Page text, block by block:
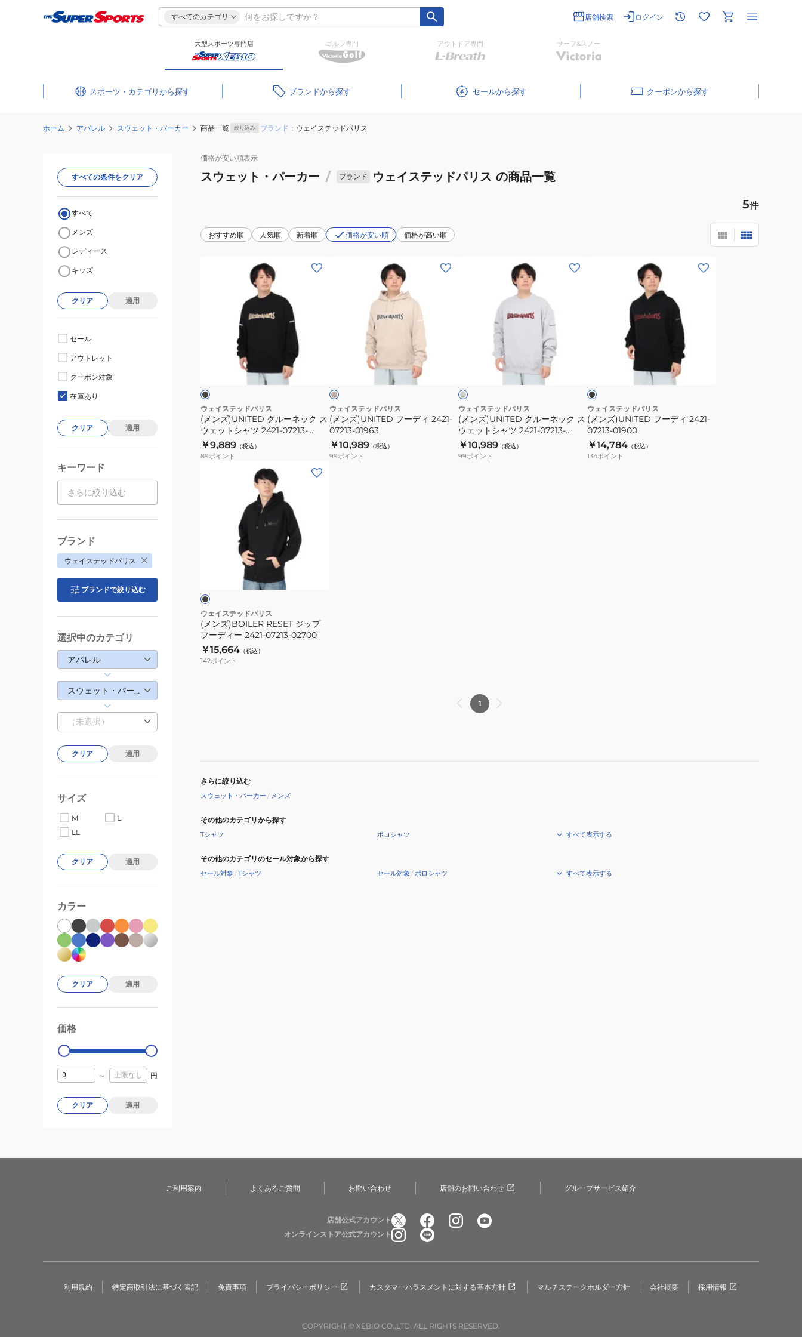
すべてのカテゴリ 店舗検索 ログイン
大型スポーツ専門店 ゴルフ専門 アウトドア専門 サーフ&スノー
スポーツ・カテゴリ ブランド セール クーポン
ホーム アパレル スウェット・パーカー 商品一覧 絞り込み ブランド： ウェイステッドパリス
価格が安い順表示
スウェット・パーカー / ブランド ウェイステッドパリス の商品一覧
5件
おすすめ順 人気順 新着順 価格が安い順 価格が高い順
ス
ウ
ェ
ッ
ト
ウェイステッドパリス
(メンズ)UNITED クルーネック ス
ウェットシャツ 2421-07213-
02100
￥9,889 （税込）
89ポイント
01963
サ
ン
ド
ベ
ジ
ュ
ウェイステッドパリス
(メンズ)UNITED フーディ 2421-
07213-01963
￥10,989 （税込）
99ポイント
ス
ウ
ェ
ッ
ト
グ
レ
ー
ウェイステッドパリス
(メンズ)UNITED クルーネック ス
ウェットシャツ 2421-07213-
02102
￥10,989 （税込）
99ポイント
01900
ブ
ラ
ッ
ク
ウェイステッドパリス
(メンズ)UNITED フーディ 2421-
07213-01900
￥14,784 （税込）
134ポイント
デ
ィ
ー
2421-
07213-
ラ
ッ
ク
ウェイステッドパリス
(メンズ)BOILER RESET ジップ
フーディー 2421-07213-02700
￥15,664 （税込）
142ポイント
1
さらに絞り込む
スウェット・パーカー / メンズ
その他のカテゴリから探す
Tシャツ ポロシャツ すべて表示する
その他のカテゴリのセール対象から探す
セール対象 /Tシャツ セール対象 /ポロシャツ すべて表示する
すべての条件をクリア
すべて
メンズ
レディース
キッズ
クリア 適用
セール
アウトレット
クーポン対象
在庫あり
クリア 適用
キーワード
ブランド
ウェイステッドパリス
ブランドで絞り込む
選択中のカテゴリ
アパレル
スウェット・パーカー
（未選択）
クリア 適用
サイズ
M
L
LL
クリア 適用
カラー
クリア 適用
価格
0
～ 円
クリア 適用
ご利用案内 よくあるご質問 お問い合わせ 店舗のお問い合わせ グループサービス紹介
店舗公式アカウント
オンラインストア公式アカウント
利用規約 特定商取引法に基づく表記 免責事項 プライバシーポリシー カスタマーハラスメントに対する基本方針 マルチステークホルダー方針 会社概要 採用情報
COPYRIGHT © XEBIO CO.,LTD. ALL RIGHTS RESERVED.